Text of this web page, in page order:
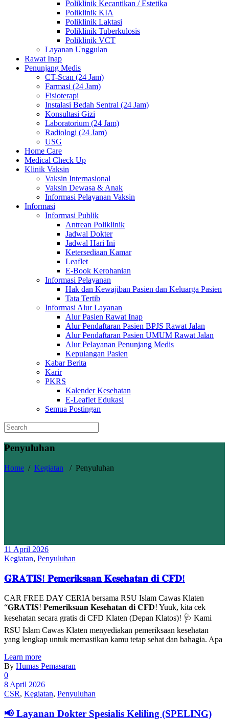
Poliklinik Kecantikan / Estetika
Poliklinik KIA
Poliklinik Laktasi
Poliklinik Tuberkulosis
Poliklinik VCT
Layanan Unggulan
Rawat Inap
Penunjang Medis
CT-Scan (24 Jam)
Farmasi (24 Jam)
Fisioterapi
Instalasi Bedah Sentral (24 Jam)
Konsultasi Gizi
Laboratorium (24 Jam)
Radiologi (24 Jam)
USG
Home Care
Medical Check Up
Klinik Vaksin
Vaksin Internasional
Vaksin Dewasa & Anak
Informasi Pelayanan Vaksin
Informasi
Informasi Publik
Antrean Poliklinik
Jadwal Dokter
Jadwal Hari Ini
Ketersediaan Kamar
Leaflet
E-Book Kerohanian
Informasi Pelayanan
Hak dan Kewajiban Pasien dan Keluarga Pasien
Tata Tertib
Informasi Alur Layanan
Alur Pasien Rawat Inap
Alur Pendaftaran Pasien BPJS Rawat Jalan
Alur Pendaftaran Pasien UMUM Rawat Jalan
Alur Pelayanan Penunjang Medis
Kepulangan Pasien
Kabar Berita
Karir
PKRS
Kalender Kesehatan
E-Leaflet Edukasi
Semua Postingan
Penyuluhan
Home / Kegiatan / Penyuluhan
11 April 2026
Kegiatan, Penyuluhan
𝐆𝐑𝐀𝐓𝐈𝐒! 𝐏𝐞𝐦𝐞𝐫𝐢𝐤𝐬𝐚𝐚𝐧 𝐊𝐞𝐬𝐞𝐡𝐚𝐭𝐚𝐧 𝐝𝐢 𝐂𝐅𝐃!
CAR FREE DAY CERIA bersama RSU Islam Cawas Klaten
“𝐆𝐑𝐀𝐓𝐈𝐒! 𝐏𝐞𝐦𝐞𝐫𝐢𝐤𝐬𝐚𝐚𝐧 𝐊𝐞𝐬𝐞𝐡𝐚𝐭𝐚𝐧 𝐝𝐢 𝐂𝐅𝐃! Yuuk, kita cek
kesehatan secara gratis di CFD Klaten (Depan Klatos)! 🩺 Kami
RSU Islam Cawas Klaten menyediakan pemeriksaan kesehatan
yang lengkap untuk memastikan kamu tetap sehat dan bahagia. Apa
Learn more
By Humas Pemasaran
0
8 April 2026
CSR, Kegiatan, Penyuluhan
📢 Layanan Dokter Spesialis Keliling (SPELING)